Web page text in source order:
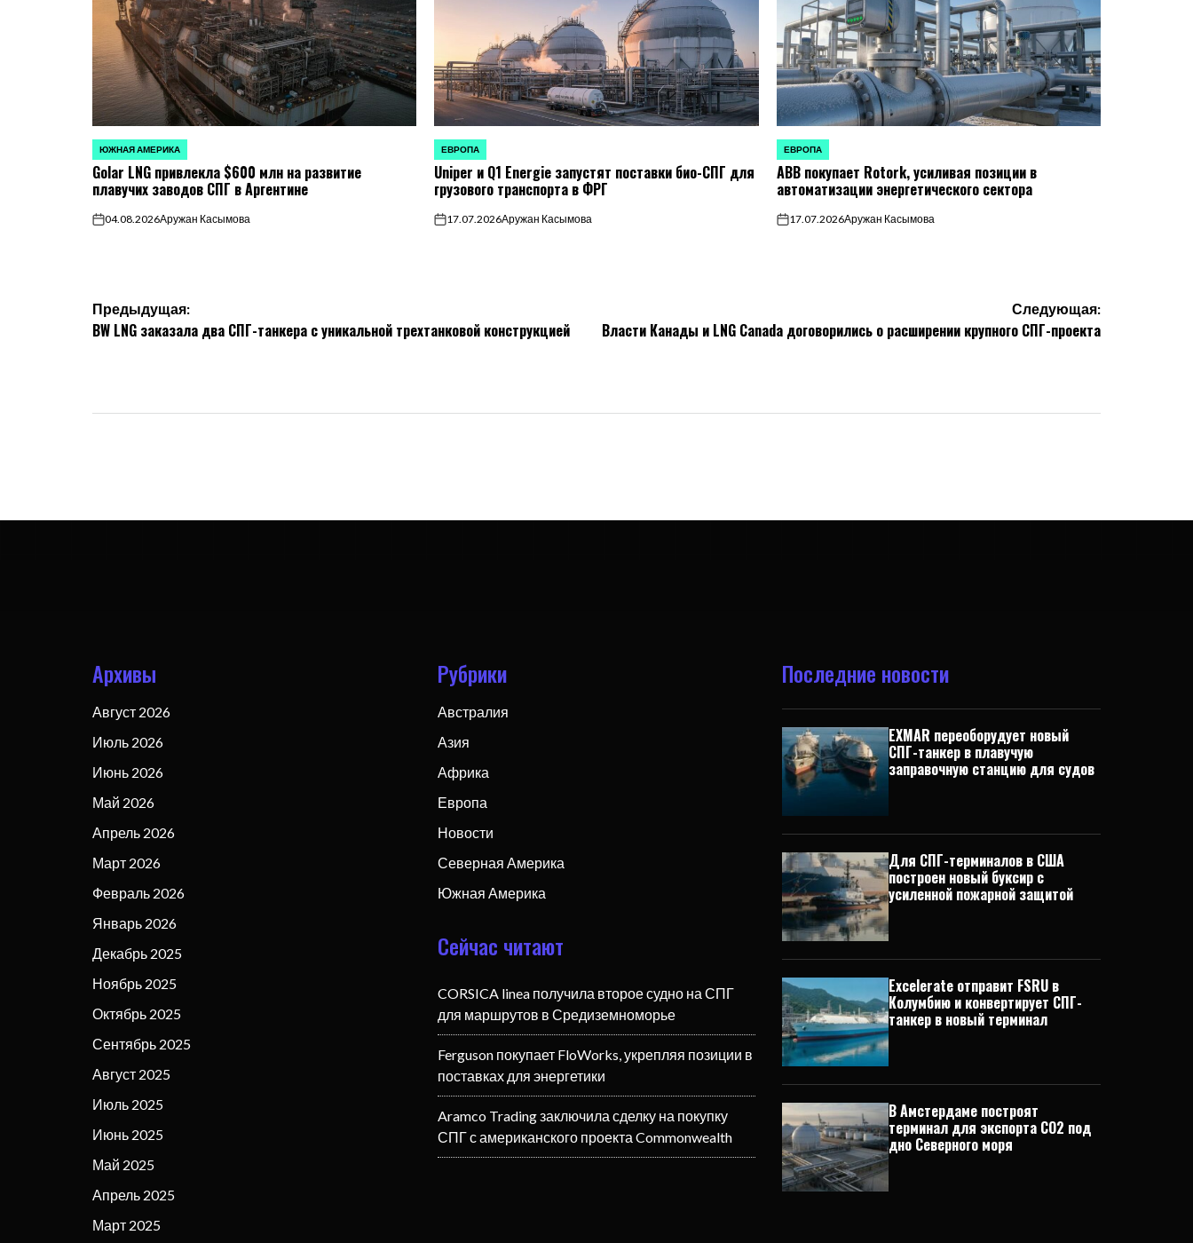
ОПУБЛИКОВАНО
В
ЮЖНАЯ АМЕРИКА
Golar LNG привлекла $600 млн на развитие
плавучих заводов СПГ в Аргентине
on04.08.2026Аружан Касымова
ОПУБЛИКОВАНО
ЕВРОПА
Uniper и Q1 Energie запустят поставки био-СПГ для
грузового транспорта в ФРГ
on17.07.2026Аружан Касымова
ОПУБЛИКОВАНО
В
ЕВРОПА
ABB покупает Rotork, усиливая позиции в
автоматизации энергетического сектора
on17.07.2026Аружан Касымова
Навигация
Предыдущая:
BW LNG заказала два СПГ-танкера с уникальной трехтанковой конструкцией
Следующая:
Власти Канады и LNG Canada договорились о расширении крупного СПГ-проекта
Архивы
Август 2026
Июль 2026
Июнь 2026
Май 2026
Апрель 2026
Март 2026
Февраль 2026
Январь 2026
Декабрь 2025
Ноябрь 2025
Октябрь 2025
Сентябрь 2025
Август 2025
Июль 2025
Июнь 2025
Май 2025
Апрель 2025
Март 2025
Рубрики
Австралия
Азия
Африка
Европа
Новости
Северная Америка
Южная Америка
Сейчас читают
CORSICA linea получила второе судно на СПГ
для маршрутов в Средиземноморье
Ferguson покупает FloWorks, укрепляя позиции в
поставках для энергетики
Aramco Trading заключила сделку на покупку
СПГ с американского проекта Commonwealth
Последние новости
EXMAR переоборудует новый
СПГ-танкер в плавучую
заправочную станцию для судов
Для СПГ-терминалов в США
построен новый буксир с
усиленной пожарной защитой
Excelerate отправит FSRU в
Колумбию и конвертирует СПГ-
танкер в новый терминал
В Амстердаме построят
терминал для экспорта CO2 под
дно Северного моря